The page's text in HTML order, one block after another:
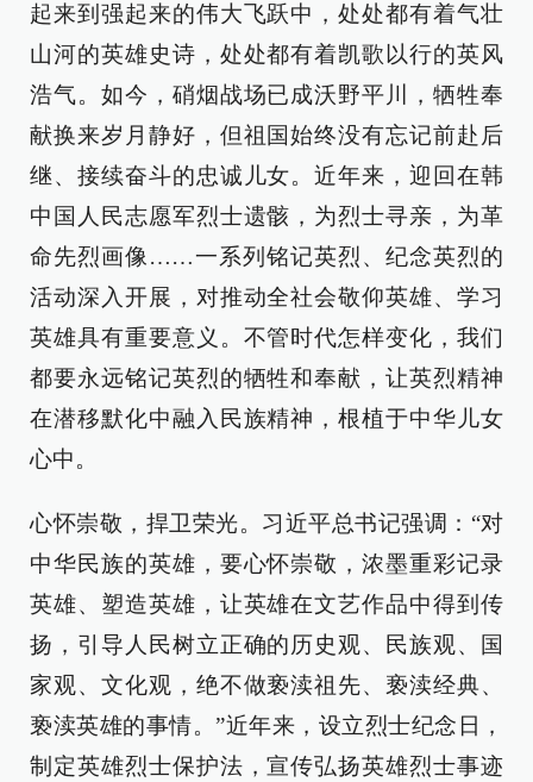
起来到强起来的伟大飞跃中，处处都有着气壮
山河的英雄史诗，处处都有着凯歌以行的英风
浩气。如今，硝烟战场已成沃野平川，牺牲奉
献换来岁月静好，但祖国始终没有忘记前赴后
继、接续奋斗的忠诚儿女。近年来，迎回在韩
中国人民志愿军烈士遗骸，为烈士寻亲，为革
命先烈画像……一系列铭记英烈、纪念英烈的
活动深入开展，对推动全社会敬仰英雄、学习
英雄具有重要意义。不管时代怎样变化，我们
都要永远铭记英烈的牺牲和奉献，让英烈精神
在潜移默化中融入民族精神，根植于中华儿女
心中。
心怀崇敬，捍卫荣光。习近平总书记强调：“对
中华民族的英雄，要心怀崇敬，浓墨重彩记录
英雄、塑造英雄，让英雄在文艺作品中得到传
扬，引导人民树立正确的历史观、民族观、国
家观、文化观，绝不做亵渎祖先、亵渎经典、
亵渎英雄的事情。”近年来，设立烈士纪念日，
制定英雄烈士保护法，宣传弘扬英雄烈士事迹